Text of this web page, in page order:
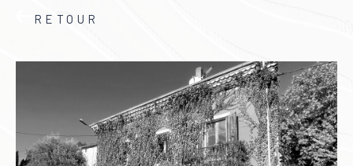
RETOUR
Type d'offre